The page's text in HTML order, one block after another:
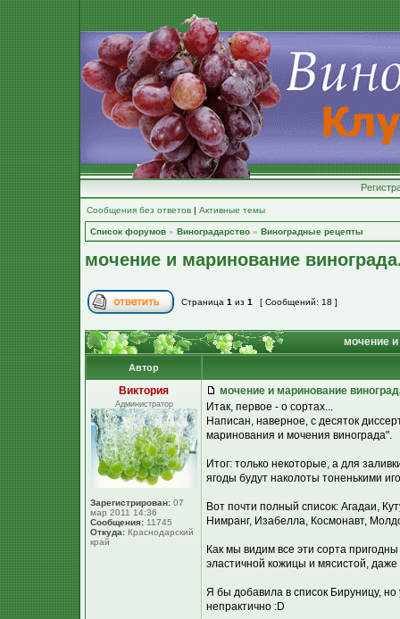
Сообщения без ответов | Активные темы
Список форумов » Виноградарство » Виноградные рецепты
мочение и маринование
Страница 1 из 1 [ Сообщений: 18 ]
мочение
Автор
Виктория
Администратор
Зарегистрирован: 07
мар 2011 14:36
Сообщения: 11745
Откуда: Краснодарский
край
мочение и маринование
Итак, первое - о сортах...
Написан, наверное, с десяток
маринования и мочения винограда".
Итог: только некоторые, а для
ягоды будут наколоты тоненькими
Вот почти полный список: Агадаи,
Нимранг, Изабелла, Космонавт,
Как мы видим все эти сорта
эластичной кожицы и мясистой, даже
Я бы добавила в список Бируницу, но
непрактично :D